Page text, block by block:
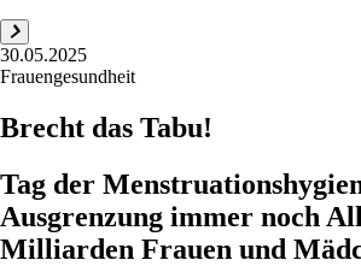
30.05.2025
Frauengesundheit
Brecht das Tabu!
Tag der
Ausgrenzung immer noch
Milliarden Frauen und